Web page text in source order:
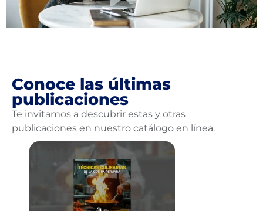
Conoce las últimas
publicaciones
Te invitamos a descubrir estas y otras
publicaciones en nuestro catálogo en línea.